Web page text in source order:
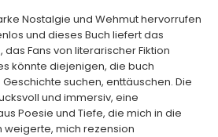
Nostalgie und Wehmut hervorrufen
und dieses Buch liefert das
das Fans von literarischer Fiktion
könnte diejenigen, die buch
suchen, enttäuschen. Die
und immersiv, eine
Poesie und Tiefe, die mich in die
weigerte, mich rezension